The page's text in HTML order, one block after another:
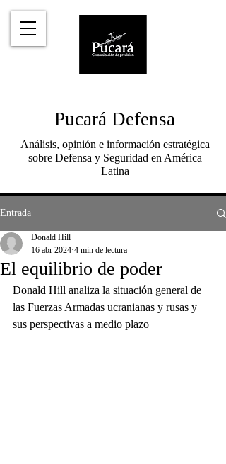
Pucará Defensa
Análisis, opinión e información estratégica
sobre Defensa y Seguridad en América
Latina
Entrada
El equilibrio de poder
Donald Hill
16 abr 2024 4 min de lectura
Donald Hill analiza la situación general de
las Fuerzas Armadas ucranianas y rusas y
sus perspectivas a medio plazo